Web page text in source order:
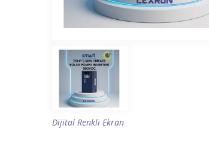
Dijital Renkli Ekran